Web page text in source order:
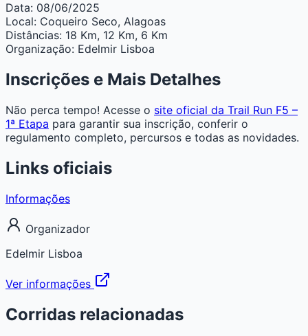
Data: 08/06/2025
Local: Coqueiro Seco, Alagoas
Distâncias: 18 Km, 12 Km, 6 Km
Organização: Edelmir Lisboa
Inscrições e Mais Detalhes
Não perca tempo! Acesse o site oficial da Trail Run F5 –
1ª Etapa para garantir sua inscrição, conferir o
regulamento completo, percursos e todas as novidades.
Links oficiais
Informações
Organizador
Edelmir Lisboa
Ver informações
Corridas relacionadas